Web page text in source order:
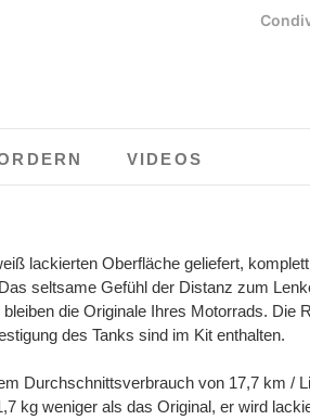
VIDEOS
lackierten Oberfläche geliefert,
seltsame Gefühl der Distanz zum
die Originale Ihres Motorrads.
des Tanks sind im Kit enthalten.
Durchschnittsverbrauch von 17,7 km
kg weniger als das Original, er wird